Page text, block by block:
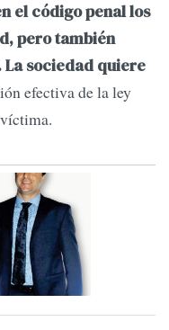
el código penal los
pero también
sociedad quiere
efectiva de la ley